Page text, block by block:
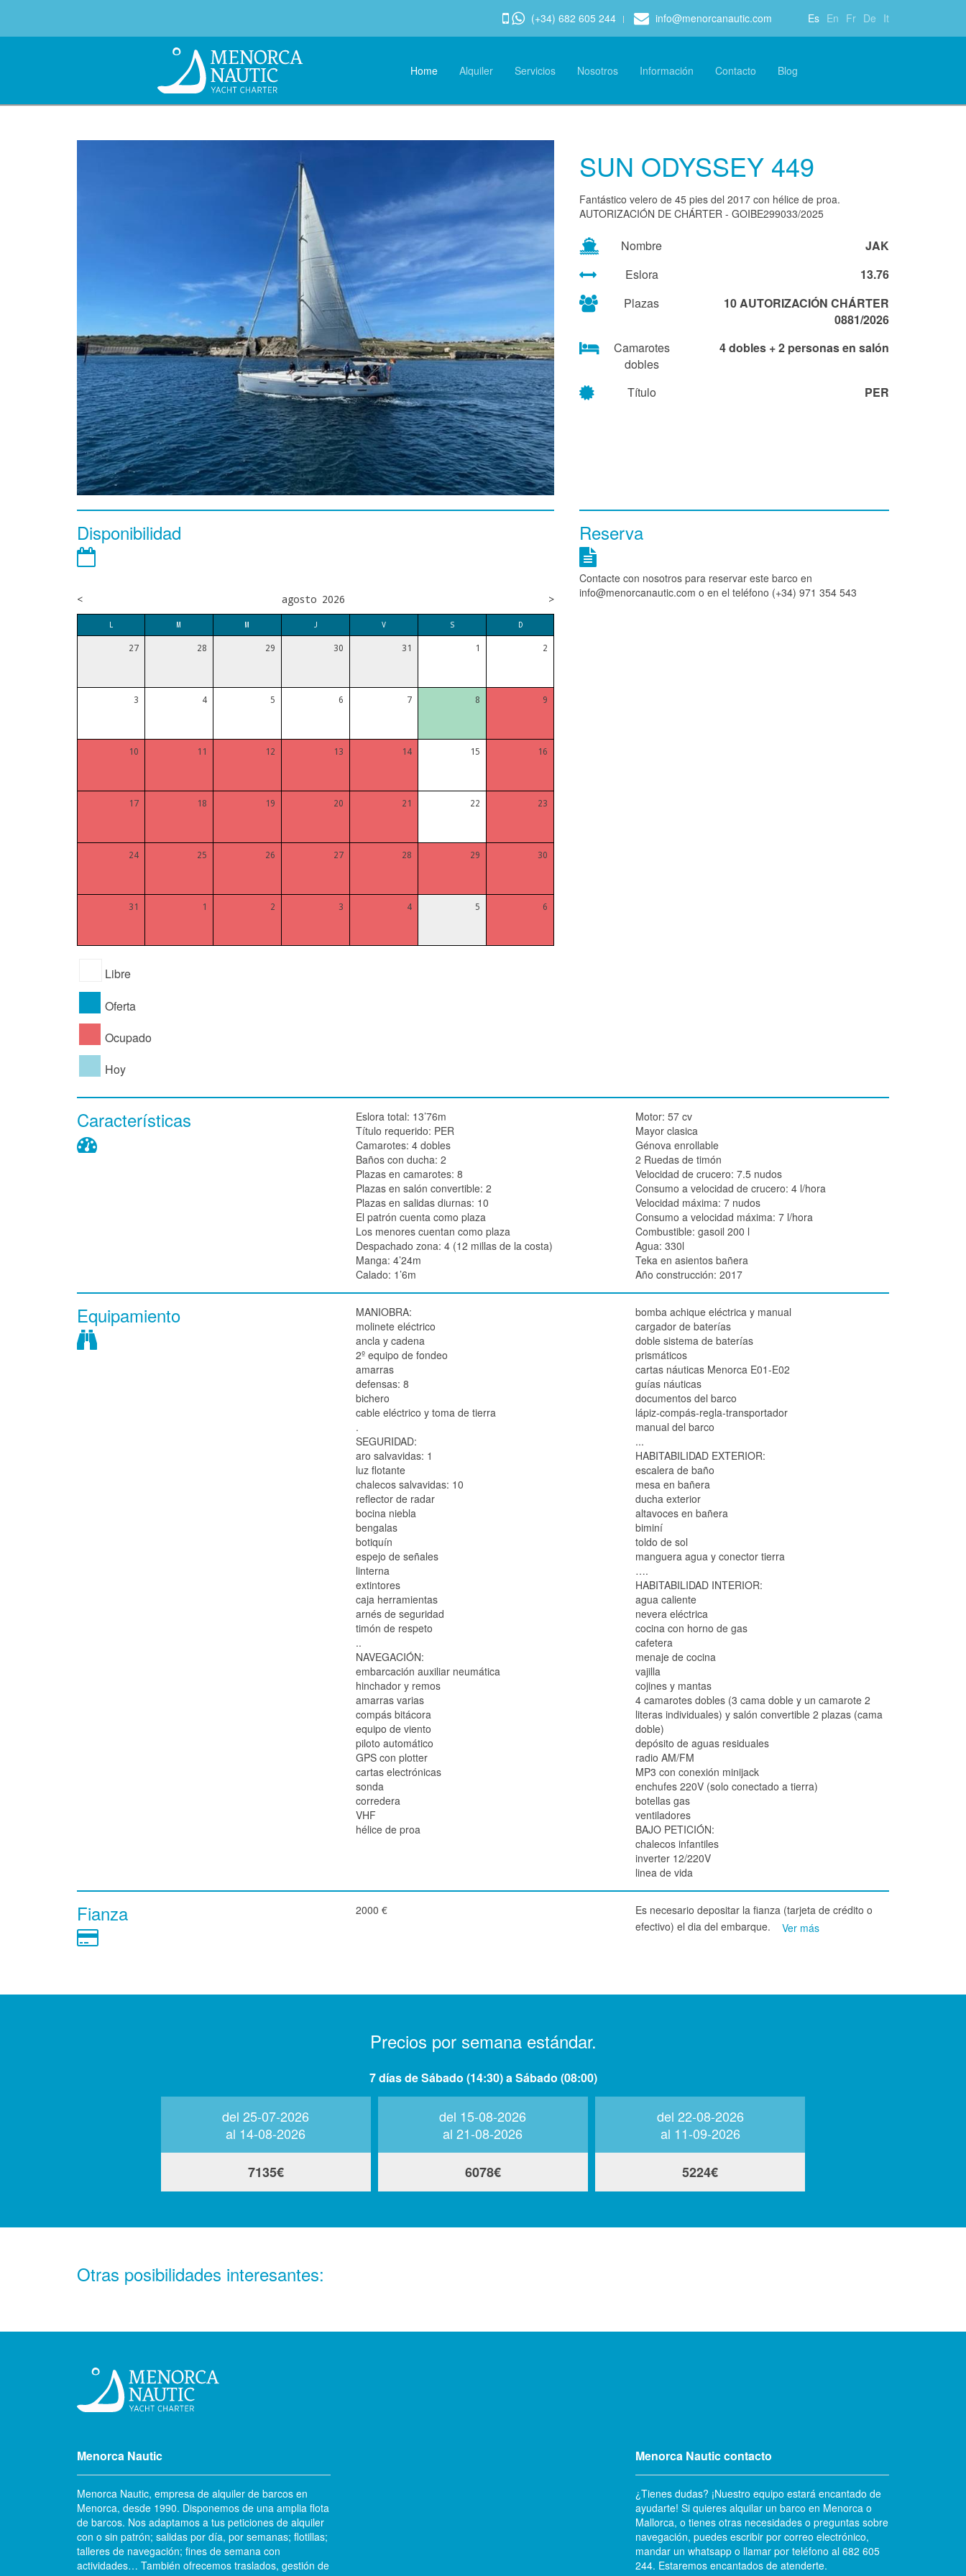
Es En Fr De It
(+34) 682 605 244 info@menorcanautic.com
Home Alquiler Servicios Nosotros Información Contacto Blog
SUN ODYSSEY 449
Fantástico velero de 45 pies del 2017 con hélice de proa.
AUTORIZACIÓN DE CHÁRTER - GOIBE299033/2025
Nombre
JAK
Eslora
13.76
Plazas
10 AUTORIZACIÓN CHÁRTER
0881/2026
Camarotes
dobles
4 dobles + 2 personas en salón
Título PER
Disponibilidad
< agosto 2026 >
L M M J V S D
27 28 29 30 31 1 2
3 4 5 6 7 8 9
10 11 12 13 14 15 16
17 18 19 20 21 22 23
24 25 26 27 28 29 30
31 1 2 3 4 5 6
Libre
Oferta
Ocupado
Hoy
Reserva
Contacte con nosotros para reservar este barco en
info@menorcanautic.com o en el teléfono (+34) 971 354 543
Características
Eslora total: 13’76m
Título requerido: PER
Camarotes: 4 dobles
Baños con ducha: 2
Plazas en camarotes: 8
Plazas en salón convertible: 2
Plazas en salidas diurnas: 10
El patrón cuenta como plaza
Los menores cuentan como plaza
Despachado zona: 4 (12 millas de la costa)
Manga: 4’24m
Calado: 1’6m
Motor: 57 cv
Mayor clasica
Génova enrollable
2 Ruedas de timón
Velocidad de crucero: 7.5 nudos
Consumo a velocidad de crucero: 4 l/hora
Velocidad máxima: 7 nudos
Consumo a velocidad máxima: 7 l/hora
Combustible: gasoil 200 l
Agua: 330l
Teka en asientos bañera
Año construcción: 2017
Equipamiento
MANIOBRA:
molinete eléctrico
ancla y cadena
2º equipo de fondeo
amarras
defensas: 8
bichero
cable eléctrico y toma de tierra
.
SEGURIDAD:
aro salvavidas: 1
luz flotante
chalecos salvavidas: 10
reflector de radar
bocina niebla
bengalas
botiquín
espejo de señales
linterna
extintores
caja herramientas
arnés de seguridad
timón de respeto
..
NAVEGACIÓN:
embarcación auxiliar neumática
hinchador y remos
amarras varias
compás bitácora
equipo de viento
piloto automático
GPS con plotter
cartas electrónicas
sonda
corredera
VHF
hélice de proa
bomba achique eléctrica y manual
cargador de baterías
doble sistema de baterías
prismáticos
cartas náuticas Menorca E01-E02
guías náuticas
documentos del barco
lápiz-compás-regla-transportador
manual del barco
...
HABITABILIDAD EXTERIOR:
escalera de baño
mesa en bañera
ducha exterior
altavoces en bañera
biminí
toldo de sol
manguera agua y conector tierra
….
HABITABILIDAD INTERIOR:
agua caliente
nevera eléctrica
cocina con horno de gas
cafetera
menaje de cocina
vajilla
cojines y mantas
4 camarotes dobles (3 cama doble y un camarote 2
literas individuales) y salón convertible 2 plazas (cama
doble)
depósito de aguas residuales
radio AM/FM
MP3 con conexión minijack
enchufes 220V (solo conectado a tierra)
botellas gas
ventiladores
BAJO PETICIÓN:
chalecos infantiles
inverter 12/220V
linea de vida
Fianza 2000 €
Es necesario depositar la fianza (tarjeta de crédito o
efectivo) el dia del embarque.
Ver más
Precios por semana estándar.
7 días de Sábado (14:30) a Sábado (08:00)
del 25-07-2026
al 14-08-2026
7135€
del 15-08-2026
al 21-08-2026
6078€
del 22-08-2026
al 11-09-2026
5224€
Otras posibilidades interesantes:
Menorca Nautic
Menorca Nautic, empresa de alquiler de barcos en
Menorca, desde 1990. Disponemos de una amplia flota
de barcos. Nos adaptamos a tus peticiones de alquiler
con o sin patrón; salidas por día, por semanas; flotillas;
talleres de navegación; fines de semana con
actividades… También ofrecemos traslados, gestión de
Menorca Nautic contacto
¿Tienes dudas? ¡Nuestro equipo estará encantado de
ayudarte! Si quieres alquilar un barco en Menorca o
Mallorca, o tienes otras necesidades o preguntas sobre
navegación, puedes escribir por correo electrónico,
mandar un whatsapp o llamar por teléfono al 682 605
244. Estaremos encantados de atenderte.